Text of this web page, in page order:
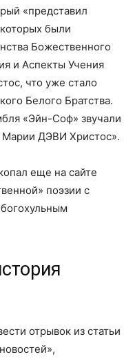
«представил
были
Божественного
и Аспекты Учения
что уже стало
Белого Братства.
«Эйн-Соф» звучали
ДЭВИ Христос».
еще на сайте
поэзии с
отрывок из статьи